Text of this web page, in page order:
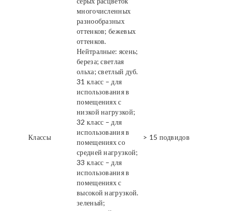
многочисленных
разнообразных
оттенков; бежевых
оттенков.
Нейтралные: ясень;
береза; светлая
ольха; светлый дуб.
Классы
31 класс – для
использования в
помещениях с
низкой нагрузкой;
32 класс – для
использования в
помещениях со
средней нагрузкой;
33 класс – для
использования в
помещениях с
высокой нагрузкой.
> 15 подвидов
зеленый;